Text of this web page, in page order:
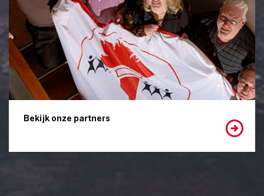
Bekijk onze partners